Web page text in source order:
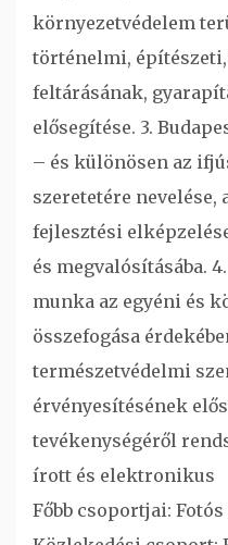
környezetvédelem
történelmi,
feltárásának,
elősegítése. 3.
– és különösen az
szeretetére nevelése,
fejlesztési
és megvalósításába.
munka az egyéni és
összefogása
természetvédelmi
érvényesítésének
tevékenységéről
írott és elektronikus
Főbb csoportjai: